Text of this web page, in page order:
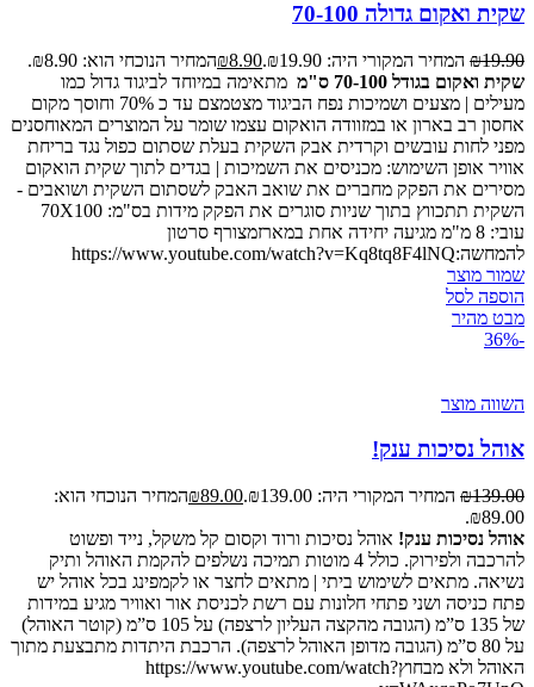
שקית ואקום גדולה 70-100
₪19.90 המחיר המקורי היה: ₪19.90. ₪8.90
המחיר הנוכחי הוא: ₪8.90.
שקית ואקום בגודל 70-100 ס"מ
מתאימה במיוחד לביגוד גדול כמו
מעילים | מצעים ושמיכות נפח הביגוד מצטמצם עד כ 70% וחוסך מקום
אחסון רב בארון או במזוודה הואקום עצמו שומר על המוצרים המאוחסנים
מפני לחות עובשים וקרדית אבק השקית בעלת שסתום כפול נגד בריחת
אוויר אופן השימוש: מכניסים את השמיכות | בגדים לתוך שקית הואקום
מסירים את הפקק מחברים את שואב האבק לשסתום השקית ושואבים -
השקית תתכווץ בתוך שניות סוגרים את הפקק מידות בס"מ: 70X100
עובי: 8 מ"מ מגיעה יחידה אחת במארזמצורף סרטון
להמחשה:https://www.youtube.com/watch?v=Kq8tq8F4lNQ
שמור מוצר
הוספה לסל
מבט מהיר
-36%
השווה מוצר
אוהל נסיכות ענק!
₪139.00 המחיר המקורי היה: ₪139.00. ₪89.00
המחיר הנוכחי הוא:
₪89.00.
אוהל נסיכות ענק! אוהל נסיכות ורוד וקסום קל משקל, נייד ופשוט
להרכבה ולפירוק. כולל 4 מוטות תמיכה נשלפים להקמת האוהל ותיק
נשיאה. מתאים לשימוש ביתי | מתאים לחצר או לקמפינג בכל אוהל יש
פתח כניסה ושני פתחי חלונות עם רשת לכניסת אור ואוויר מגיע במידות
של 135 ס”מ (הגובה מהקצה העליון לרצפה) על 105 ס”מ (קוטר האוהל)
על 80 ס”מ (הגובה מדופן האוהל לרצפה). הרכבת היתדות מתבצעת מתוך
האוהל ולא מבחוץhttps://www.youtube.com/watch?